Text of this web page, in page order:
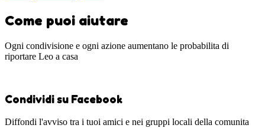
Come puoi aiutare
Ogni condivisione e ogni azione aumentano le probabilita di
riportare Leo a casa
Condividi su Facebook
Diffondi l'avviso tra i tuoi amici e nei gruppi locali della comunita